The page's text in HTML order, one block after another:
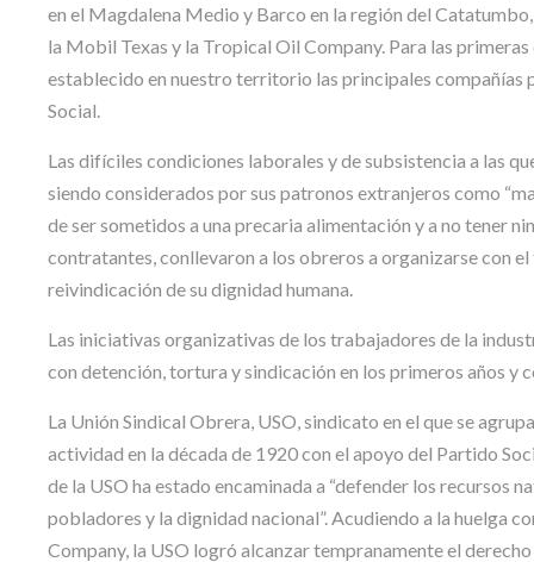
en el Magdalena Medio y Barco en la región del
la Mobil Texas y la Tropical Oil Company. Para las
establecido en nuestro territorio las principales compañías
Social.
Las difíciles condiciones laborales y de subsistencia a las
siendo considerados por sus patronos extranjeros como
de ser sometidos a una precaria alimentación y a no tener
contratantes, conllevaron a los obreros a organizarse con
reivindicación de su dignidad humana.
Las iniciativas organizativas de los trabajadores de la
con detención, tortura y sindicación en los primeros años y
La Unión Sindical Obrera, USO, sindicato en el que se
actividad en la década de 1920 con el apoyo del Partido
de la USO ha estado encaminada a “defender los recursos
pobladores y la dignidad nacional”. Acudiendo a la huelga
Company, la USO logró alcanzar tempranamente el